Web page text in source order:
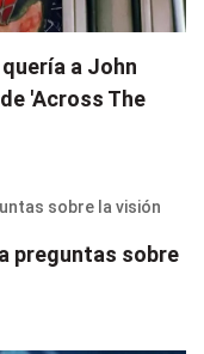
a John
'Across The
preguntas sobre